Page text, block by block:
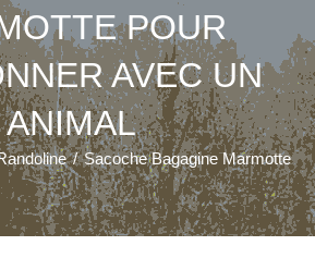
POUR
AVEC UN
ANIMAL
/ Sacoche Bagagine Marmotte